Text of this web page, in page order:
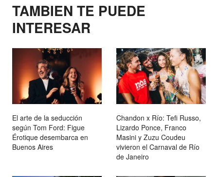
TAMBIEN TE PUEDE
INTERESAR
El arte de la seducción
según Tom Ford: Figue
Érotique desembarca en
Buenos Aires
Chandon x Río: Tefi Russo,
Lizardo Ponce, Franco
Masini y Zuzu Coudeu
vivieron el Carnaval de Río
de Janeiro